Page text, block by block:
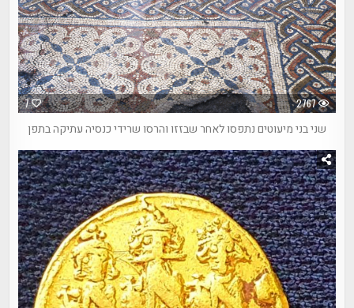
7 2767
שני בני מיעוטים נתפסו לאחר שבזזו והרסו שרידי כנסיה עתיקה בתפן